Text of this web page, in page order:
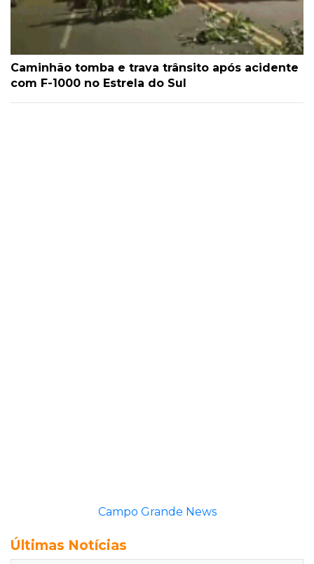
Caminhão tomba e trava trânsito após acidente
com F-1000 no Estrela do Sul
Campo Grande News
Últimas Notícias